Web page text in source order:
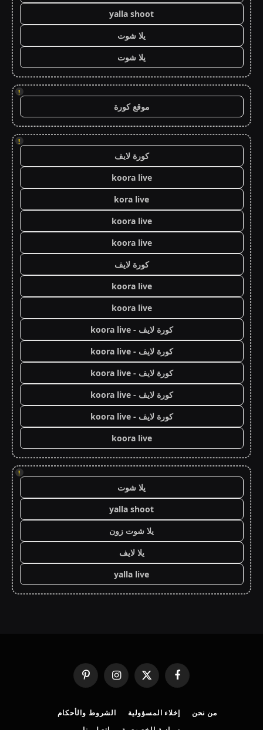
yalla shoot
يلا شوت
يلا شوت
!
موقع كورة
!
كورة لايف
koora live
kora live
koora live
koora live
كورة لايف
koora live
koora live
كورة لايف - koora live
كورة لايف - koora live
كورة لايف - koora live
كورة لايف - koora live
كورة لايف - koora live
koora live
!
يلا شوت
yalla shoot
يلا شوت زون
يلا لايف
yalla live
فيسبوك
X
(Twitter)
الانستغرامبينتيريست
من نحن إخلاء المسؤولية
الشروط والأحكام